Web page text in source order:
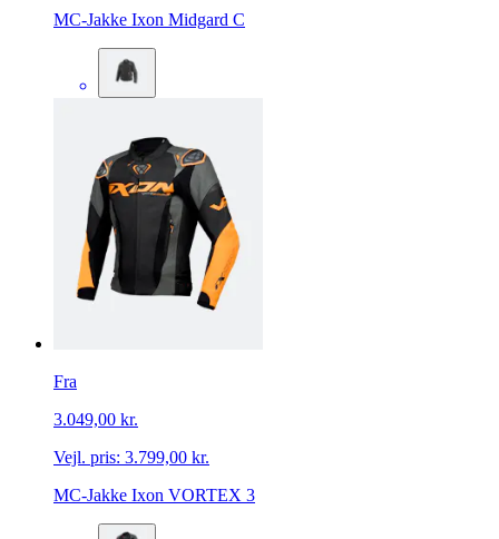
MC-Jakke Ixon Midgard C
Fra
3.049,00 kr.
Vejl. pris: 3.799,00 kr.
MC-Jakke Ixon VORTEX 3